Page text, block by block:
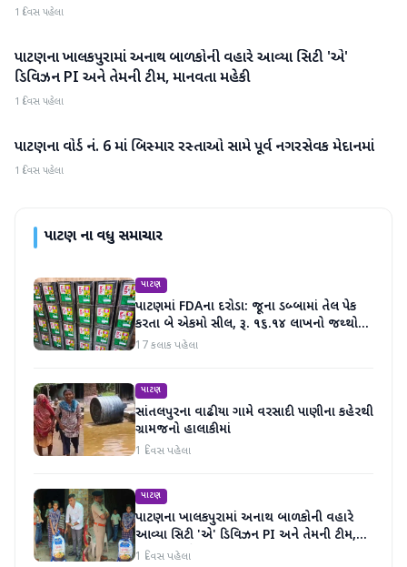
1 દિવસ પહેલા
પાટણ
પાટણના ખાલકપુરામાં અનાથ બાળકોની વહારે આવ્યા સિટી 'એ'
ડિવિઝન PI અને તેમની ટીમ, માનવતા મહેકી
1 દિવસ પહેલા
પાટણ
પાટણના વોર્ડ નં. 6 માં બિસ્માર રસ્તાઓ સામે પૂર્વ નગરસેવક મેદાનમાં
1 દિવસ પહેલા
પાટણના વધુ સમાચાર
પાટણ
પાટણમાં FDAના દરોડા: જૂના ડબ્બામાં તેલ પેક
કરતા બે એકમો સીલ, રૂ. ૧૬.૧૪ લાખનો જથ્થો
જપ્ત
17 કલાક પહેલા
પાટણ
સાંતલપુરના વાઢીયા ગામે વરસાદી પાણીના કહેરથી
ગ્રામજનો હાલાકીમાં
1 દિવસ પહેલા
પાટણ
પાટણના ખાલકપુરામાં અનાથ બાળકોની વહારે
આવ્યા સિટી 'એ' ડિવિઝન PI અને તેમની ટીમ,
માનવતા મહેકી
1 દિવસ પહેલા